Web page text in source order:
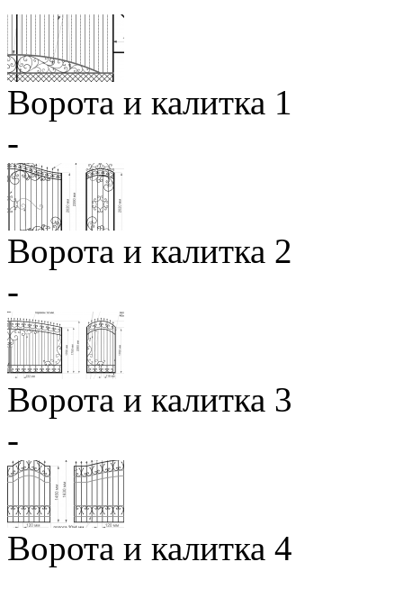
Ворота и калитка 1
-
Ворота и калитка 2
-
Ворота и калитка 3
-
Ворота и калитка 4